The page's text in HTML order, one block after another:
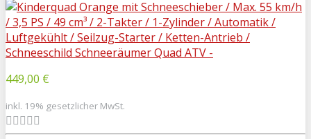
449,00 €
inkl. 19% gesetzlicher MwSt.